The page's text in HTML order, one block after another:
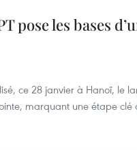
pose les bases
ce 28 janvier à Hanoï, le
marquant une étape